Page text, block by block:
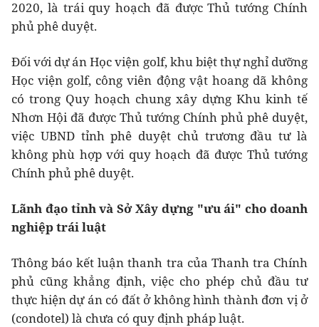
2020, là trái quy hoạch đã được Thủ tướng Chính
phủ phê duyệt.
Đối với dự án Học viện golf, khu biệt thự nghỉ dưỡng
Học viện golf, công viên động vật hoang dã không
có trong Quy hoạch chung xây dựng Khu kinh tế
Nhơn Hội đã được Thủ tướng Chính phủ phê duyệt,
việc UBND tỉnh phê duyệt chủ trương đầu tư là
không phù hợp với quy hoạch đã được Thủ tướng
Chính phủ phê duyệt.
Lãnh đạo tỉnh và Sở Xây dựng "ưu ái" cho doanh
nghiệp trái luật
Thông báo kết luận thanh tra của Thanh tra Chính
phủ cũng khẳng định, việc cho phép chủ đầu tư
thực hiện dự án có đất ở không hình thành đơn vị ở
(condotel) là chưa có quy định pháp luật.